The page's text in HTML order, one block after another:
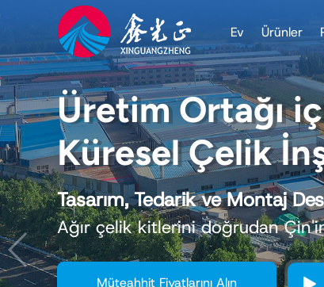
Ev Ürünler
Profesyonel
Sağlam
Fabrikalar / Depolar / Özel
√ Dayanıklı
√ Enerji Verimli